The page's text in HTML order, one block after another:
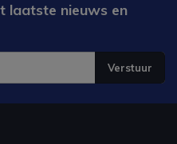
laatste nieuws en
Verstuur